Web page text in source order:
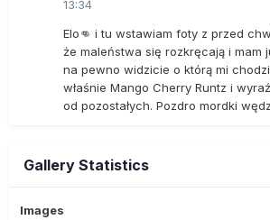
13:34
Elo👊 i tu wstawiam foty z przed
że maleństwa się rozkręcają i mam
na pewno widzicie o którą mi
właśnie Mango Cherry Runtz i
od pozostałych. Pozdro mordki
Gallery Statistics
Images